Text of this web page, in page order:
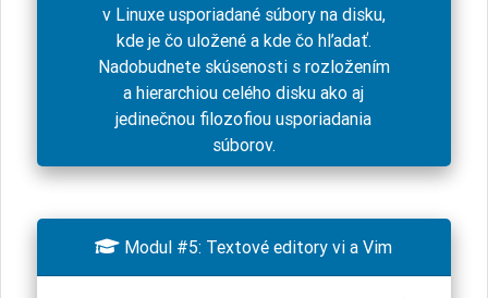
v Linuxe usporiadané súbory na disku,
kde je čo uložené a kde čo hľadať.
Nadobudnete skúsenosti s rozložením
a hierarchiou celého disku ako aj
jedinečnou filozofiou usporiadania
súborov.
 Modul #5: Textové editory vi a Vim